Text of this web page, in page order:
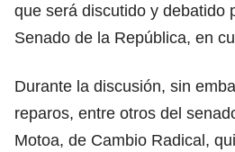
que será discutido y debatido
Senado de la República, en
Durante la discusión, sin
reparos, entre otros del
Motoa, de Cambio Radical,